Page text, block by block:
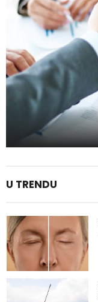
U TRENDU